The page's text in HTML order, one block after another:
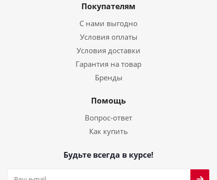
Покупателям
С нами выгодно
Условия оплаты
Условия доставки
Гарантия на товар
Бренды
Помощь
Вопрос-ответ
Как купить
Будьте всегда в курсе!